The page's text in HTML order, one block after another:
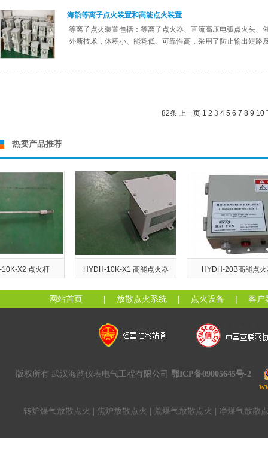
海韵等离子点火装置和高能点火装置
等离子点火装置包括：等离子点火器、直流高压电弧点火头
外新技术，体积小、能耗低、可靠性高，采用了防止输出短路
82条 上一页 1 2 3 4 5 6 7 8 9 10
热卖产品推荐
X2 点火杆 HYDH-10K-X1 高能点火器 HYDH-20B高能点火器
网站首页 | 放散点火系统 | 点火设备 | 客户
版权所有 武汉海韵仪表电气工程有限公司 鄂ICP备09005645号-2
转炉煤气放散点火 焦炉放散点火 荒煤气放散点火 净煤气放散